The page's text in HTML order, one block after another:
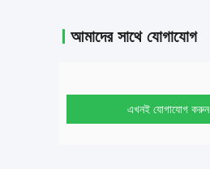
আমাদের সাথে যোগাযোগ
এখনই যোগাযোগ করুন